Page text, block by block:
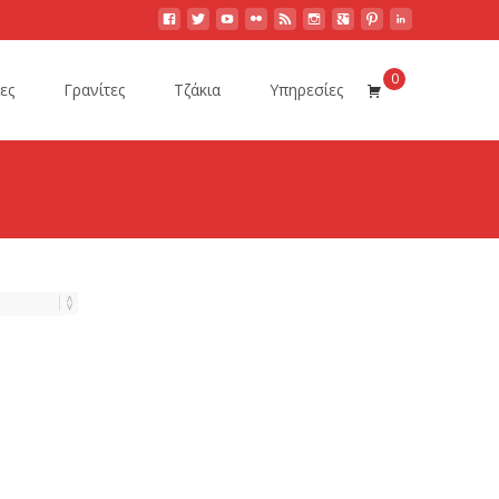
Γρανίτες Τζάκια Υπηρεσίες
0